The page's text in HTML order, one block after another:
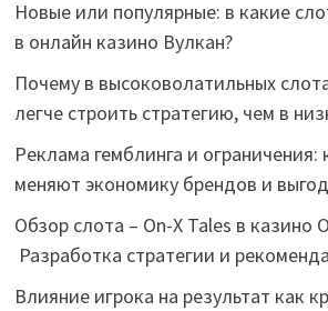
Новые или популярные: в какие
в онлайн казино Вулкан?
Почему в высоковолатильных
легче строить стратегию, чем в
Реклама гемблинга и ограничения:
меняют экономику брендов и
Обзор слота – On-X Tales в казино
Разработка стратегии и
Влияние игрока на результат как